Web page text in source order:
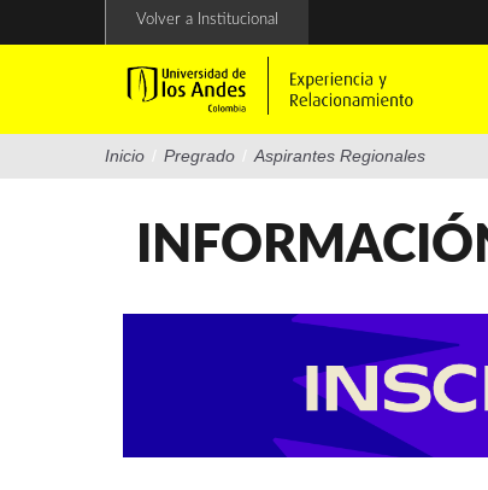
Volver a Institucional
Inicio / Pregrado / Aspirantes Regionales